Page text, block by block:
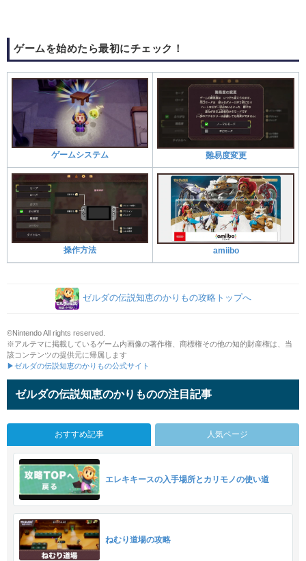
ゲームを始めたら最初にチェック！
ゲームシステム 難易度変更
操作方法 amiibo
ゼルダの伝説知恵のかりもの攻略トップへ
©Nintendo All rights reserved.
※アルテマに掲載しているゲーム内画像の著作権、商標権その他の知的財産権は、当
該コンテンツの提供元に帰属します
▶ゼルダの伝説知恵のかりもの公式サイト
ゼルダの伝説知恵のかりものの注目記事
おすすめ記事 人気ページ
エレキキースの入手場所とカリモノの使い道
ねむり道場の攻略